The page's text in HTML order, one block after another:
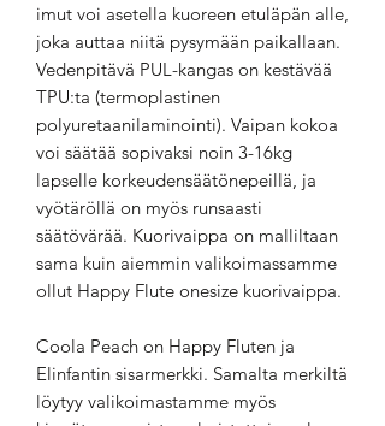
imut voi asetella kuoreen etuläpän alle,
joka auttaa niitä pysymään paikallaan.
Vedenpitävä PUL-kangas on kestävää
TPU:ta (termoplastinen
polyuretaanilaminointi). Vaipan kokoa
voi säätää sopivaksi noin 3-16kg
lapselle korkeudensäätönepeillä, ja
vyötäröllä on myös runsaasti
säätövärää. Kuorivaippa on malliltaan
sama kuin aiemmin valikoimassamme
ollut Happy Flute onesize kuorivaippa.
Coola Peach on Happy Fluten ja
Elinfantin sisarmerkki. Samalta merkiltä
löytyy valikoimastamme myös